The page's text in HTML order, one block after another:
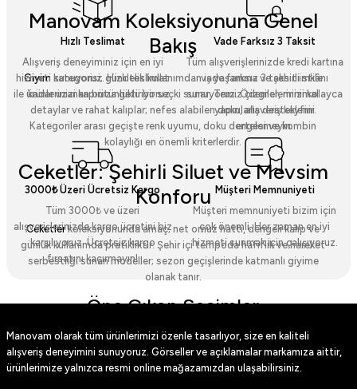
Manovam Koleksiyonuna Genel
Bakış
Giyim kategorisi; gündelik kullanımdan iş yaşamına ve şehirli stile
kadar uzanan bütünlüklü bir seçki sunar. Temiz çizgiler, minimal
detaylar ve rahat kalıplar; nefes alabilen dokularla desteklenir.
Kategoriler arası geçişte renk uyumu, doku dengesi ve kombin
kolaylığı en önemli kriterlerdir.
Ceketler: Şehirli Siluet ve Mevsim
Konforu
Ceketlerkoleksiyonunda amaç; net omuz hattı, dengeli kalıp ve
günlük kullanımda pratikliktir. Şehir içi tempoda hafiflik ve hareket
serbestliği sunan modeller; sezon geçişlerinde katmanlı giyime
olanak tanır.
Öne Çıkan Seçimler
Suni Deri Ceket: Düz yüzey, modern kesim ve günlük stil için yüksek uyum.
Kahverengi Suni Deri Ceket: Sıcak tonlarla sofistike bir görünüm.
Siyah Kışlık Suni Deri Ceket
: Soğuk havalarda şık koruma.
Kahverengi Kışlık Suni Deri Ceket: Mevsimsel yalıtım ve zarif doku.
Hızlı Teslimat
Alışveriş deneyiminiz için en iyi
hizmeti sunuyoruz. Hızlı teslimat
ile ürünlerinizi kapınıza getiriyoruz.
Vade Farksız 3 Taksit
Tüm alışverişlerinizde kredi kartına
vade farksız 3 taksit imkânı
sunuyoruz. Ödemelerinizi kolayca
yapın, alışveriş keyfini
ertelemeyin.
3000₺ Üzeri Ücretsiz Kargo
Tüm 3000₺ ve üzeri
alışverişlerinizde kargo ücretini biz
karşılıyoruz. Ücretsiz kargo
fırsatını kaçırmayın!
Müşteri Memnuniyeti
Müşteri memnuniyeti bizim için
çok önemli. Her zaman en iyi
hizmeti sunmak için çalışıyoruz.
Manovam olarak tüm ürünlerimizi özenle tasarlıyor, size en kaliteli
alışveriş deneyimini sunuyoruz. Görseller ve açıklamalar markamıza aittir,
ürünlerimize yalnızca resmi online mağazamızdan ulaşabilirsiniz.